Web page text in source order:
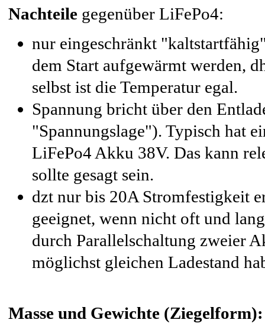
Nachteile gegenüber LiFePo4:
nur eingeschränkt
dem Start aufgewärmt werden,
selbst ist die Temperatur egal.
Spannung bricht über den
"Spannungslage"). Typisch hat
LiFePo4 Akku 38V. Das kann
sollte gesagt sein.
dzt nur bis 20A Stromfestigkeit
geeignet, wenn nicht oft und
durch Parallelschaltung zweier
möglichst gleichen Ladestand
Masse und Gewichte (Ziegelform):